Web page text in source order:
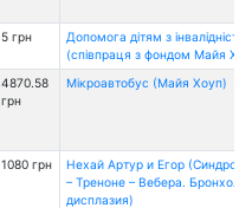
5 грн
Допомога дітям з інвалідністю
(співпраця з фондом Майя
4870.58
грн
Мікроавтобус (Майя Хоуп)
1080 грн
Нехай Артур и Егор (Синдром
– Треноне – Вебера.
дисплазия)